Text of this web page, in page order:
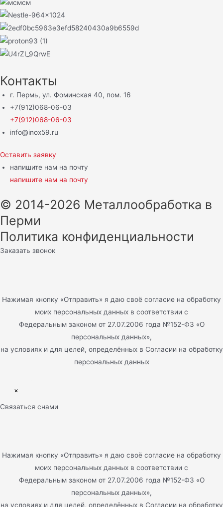
Контакты
г. Пермь, ул. Фоминская 40, пом. 16
+7(912)068-06-03
+7(912)068-06-03
info@inox59.ru
Оставить заявку
напишите нам на почту
напишите нам на почту
© 2014-2026 Металлообработка в
Перми
Политика конфиденциальности
Заказать звонок
Нажимая кнопку «Отправить» я даю своё согласие на обработку
моих персональных данных в соответствии с
Федеральным законом от 27.07.2006 года №152-ФЗ «О
персональных данных»,
на условиях и для целей, определённых в Согласии на обработку
персональных данных
×
Связаться снами
Нажимая кнопку «Отправить» я даю своё согласие на обработку
моих персональных данных в соответствии с
Федеральным законом от 27.07.2006 года №152-ФЗ «О
персональных данных»,
на условиях и для целей, определённых в Согласии на обработку